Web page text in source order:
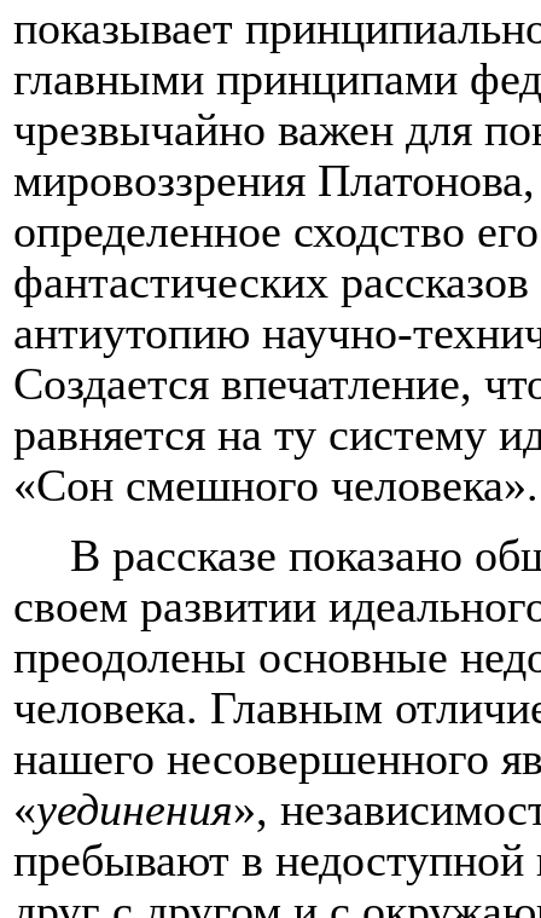
показывает
главными принципами
чрезвычайно важен для
мировоззрения
определенное сходство
фантастических
антиутопию научно-
Создается впечатление,
равняется на ту систему
«Сон смешного человека».
В рассказе показано
своем развитии
преодолены основные
человека. Главным
нашего несовершенного
«уединения»,
пребывают в